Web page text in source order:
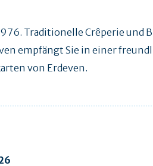
Traditionelle Crêperie und
empfängt Sie in einer
von Erdeven.